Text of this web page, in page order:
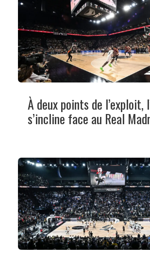
À deux points de l’exploit,
s’incline face au Real